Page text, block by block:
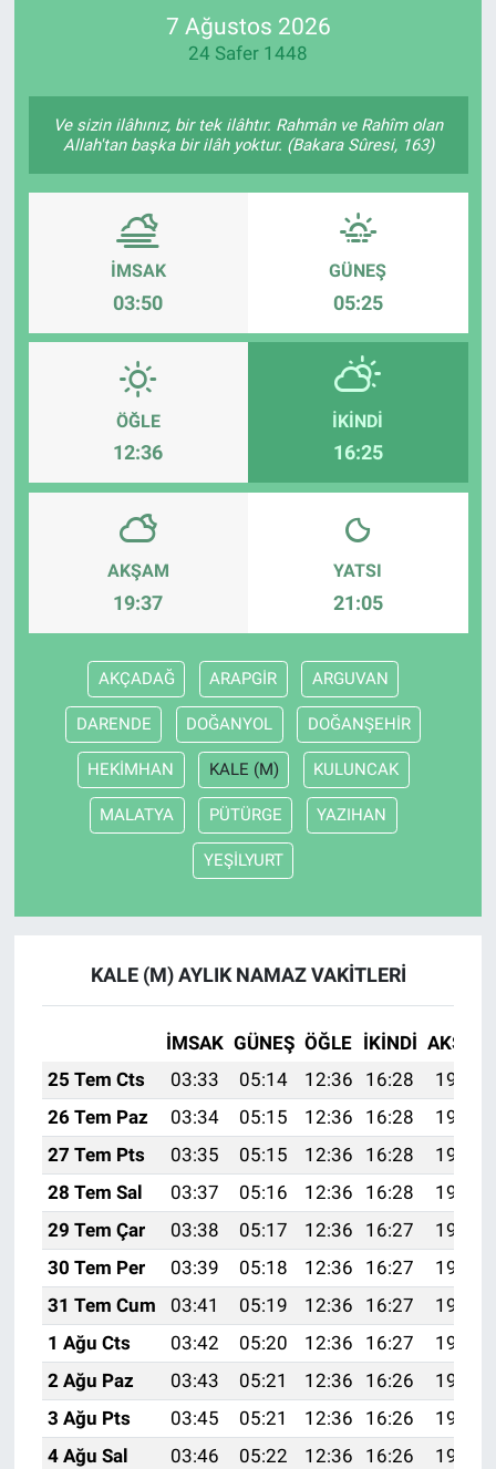
7 Ağustos 2026
24 Safer 1448
Ve sizin ilâhınız, bir tek ilâhtır. Rahmân ve Rahîm olan
Allah'tan başka bir ilâh yoktur. (Bakara Sûresi, 163)
İMSAK
03:50
GÜNEŞ
05:25
ÖĞLE
12:36
İKINDI
16:25
AKŞAM
19:37
YATSI
21:05
AKÇADAĞ ARAPGİR ARGUVAN
DARENDE DOĞANYOL DOĞANŞEHİR
HEKİMHAN KALE (M) KULUNCAK
MALATYA PÜTÜRGE YAZIHAN
YEŞİLYURT
KALE (M) AYLIK NAMAZ VAKITLERI
İMSAK GÜNEŞ ÖĞLE İKINDI AKŞAM
25 Tem Cts
03:33 05:14 12:36 16:28
19:49
26 Tem Paz
03:34 05:15 12:36 16:28
19:48
27 Tem Pts
03:35 05:15 12:36 16:28
19:48
28 Tem Sal
03:37 05:16 12:36 16:28
19:47
29 Tem Çar
03:38 05:17 12:36 16:27
19:46
30 Tem Per
03:39 05:18 12:36 16:27
19:45
31 Tem Cum
03:41 05:19 12:36 16:27
19:44
1 Ağu Cts
03:42 05:20 12:36 16:27
19:43
2 Ağu Paz
03:43 05:21 12:36 16:26
19:42
3 Ağu Pts
03:45 05:21 12:36 16:26
19:41
4 Ağu Sal
03:46 05:22 12:36 16:26
19:40
RESMİ İLANLAR